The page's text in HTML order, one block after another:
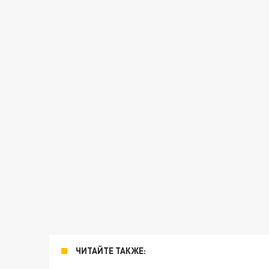
ЧИТАЙТЕ ТАКЖЕ: